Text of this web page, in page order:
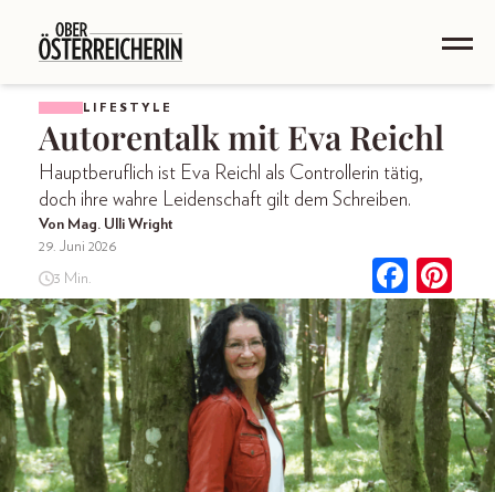
LIFESTYLE
Autorentalk mit Eva Reichl
Hauptberuflich ist Eva Reichl als Controllerin tätig,
doch ihre wahre Leidenschaft gilt dem Schreiben.
Von Mag. Ulli Wright
29. Juni 2026
3 Min.